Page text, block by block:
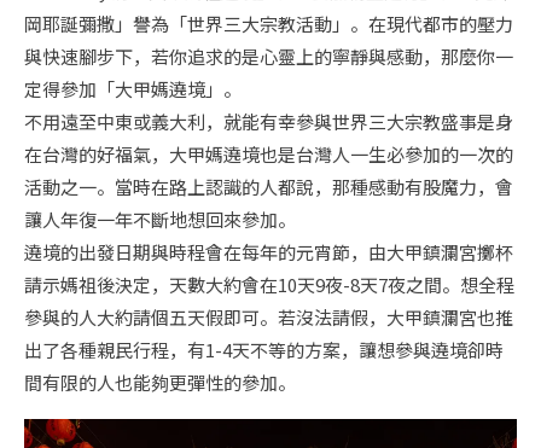
岡耶誕彌撒」譽為「世界三大宗教活動」。在現代都市的壓力
與快速腳步下，若你追求的是心靈上的寧靜與感動，那麼你一
定得參加「大甲媽遶境」。
不用遠至中東或義大利，就能有幸參與世界三大宗教盛事是身
在台灣的好福氣，大甲媽遶境也是台灣人一生必參加的一次的
活動之一。當時在路上認識的人都說，那種感動有股魔力，會
讓人年復一年不斷地想回來參加。
遶境的出發日期與時程會在每年的元宵節，由大甲鎮瀾宮擲杯
請示媽祖後決定，天數大約會在10天9夜-8天7夜之間。想全程
參與的人大約請個五天假即可。若沒法請假，大甲鎮瀾宮也推
出了各種親民行程，有1-4天不等的方案，讓想參與遶境卻時
間有限的人也能夠更彈性的參加。